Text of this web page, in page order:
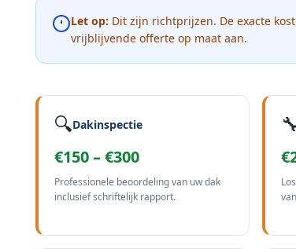
Let op: Dit zijn richtprijzen. De exacte
vrijblijvende offerte op maat aan.
🔍Dakinspectie
€150 – €300
Professionele beoordeling van uw dak
inclusief schriftelijk rapport.